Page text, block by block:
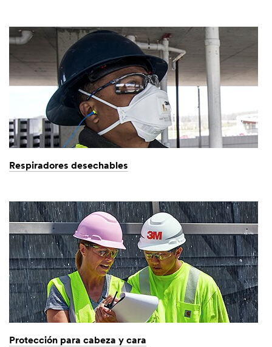
Respiradores desechables
Protección para cabeza y cara